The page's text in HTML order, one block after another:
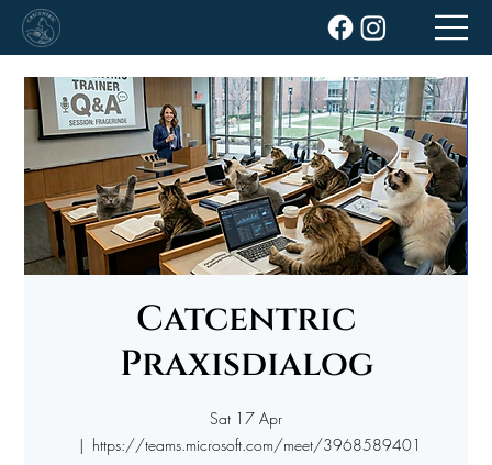
Catcentric
Praxisdialog
Sat 17 Apr
  |
https://teams.microsoft.com/meet/3968589401